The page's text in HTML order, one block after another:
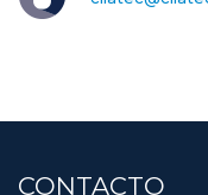
CONTACTO